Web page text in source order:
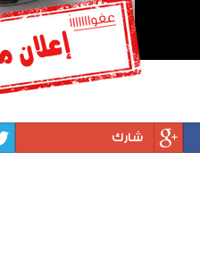
شارك